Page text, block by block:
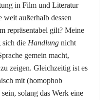
in Film und Literatur
weit außerhalb dessen
repräsentabel gilt? Meine
sich die Handlungnicht
gemein macht,
zeigen. Gleichzeitig ist es
mit (homophob
solang das Werk eine